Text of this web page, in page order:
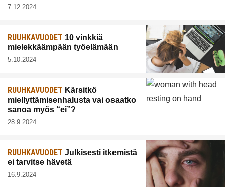
7.12.2024
RUUHKAVUODET 10 vinkkiä
mielekkäämpään työelämään
5.10.2024
RUUHKAVUODET Kärsitkö
miellyttämisenhalusta vai osaatko
sanoa myös “ei”?
28.9.2024
RUUHKAVUODET Julkisesti itkemistä
ei tarvitse hävetä
16.9.2024